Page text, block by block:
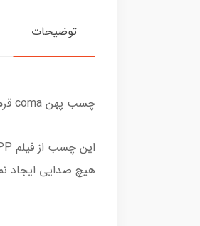
توضیحات
چسب پهن coma قرمز ۵۰ میکرون بی‌صدا یکی از بهترین نوارچسب‌های وارداتی ساخت چین است که برای بسته‌بندی حرفه‌ای و صنعتی طراحی شده است.
هیچ صدایی ایجاد